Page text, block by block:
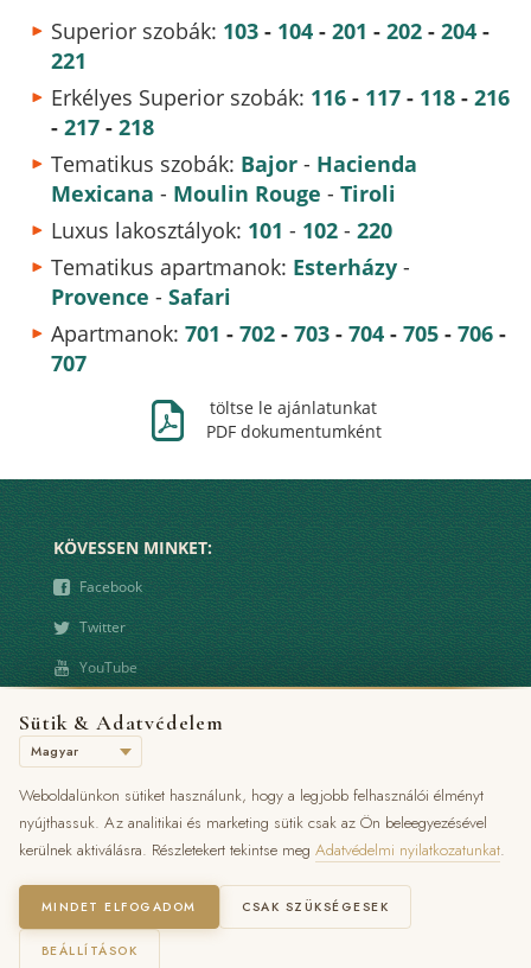
Sütik & Adatvédelem
Weboldalünkon sütiket használunk, hogy a legjobb felhasználói élményt
nyújthassuk. Az analitikai és marketing sütik csak az Ön beleegyezésével
kerülnek aktiválásra. Részletekert tekintse meg Adatvédelmi nyilatkozatunkat.
MINDET ELFOGADOM CSAK SZÜKSÉGESEK
BEÁLLÍTÁSOK
Superior szobák: 103 - 104 - 201 - 202 - 204 -
221
Erkélyes Superior szobák: 116 - 117 - 118 - 216
- 217 - 218
Tematikus szobák: Bajor - Hacienda
Mexicana - Moulin Rouge - Tiroli
Luxus lakosztályok: 101 - 102 - 220
Tematikus apartmanok: Esterházy -
Provence - Safari
Apartmanok: 701 - 702 - 703 - 704 - 705 - 706 -
707
Ж
töltse le ajánlatunkat
PDF dokumentumként
KÖVESSEN MINKET:
❾ Facebook
❿ Twitter
➋ YouTube
KAPCSOLAT
°8500 Pápa, Bástya u. 1.
Ď +36 89 512 200
❔ +36 30 467 9395
À E-mail: info@villaclassica.hu
Јwww.classicahotel.hu